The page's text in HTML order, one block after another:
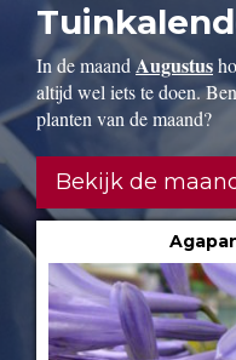
In de maandAugustus
altijd wel iets te doen.
planten van de maand?
Bekijk de